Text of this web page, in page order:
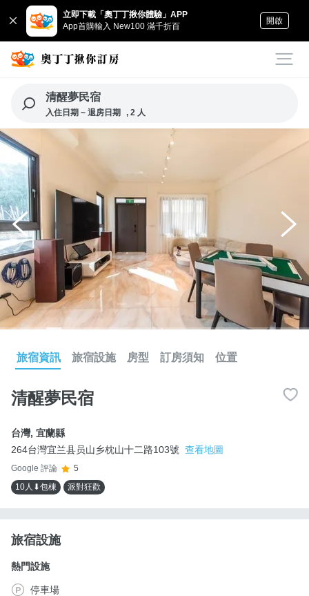
立即下載「奧丁丁揪你體驗」APP
App首購輸入 New100 滿千折百
開啟
清醒夢民宿
入住日期 ~ 退房日期 , 2 人
旅宿資訊 旅宿設施 房型 訂房須知 位置
清醒夢民宿
台灣, 宜蘭縣
264台灣宜兰县员山乡枕山十二路103號 查看地圖
Google 評論
5
10人⬇包棟
派對狂歡
旅宿設施
熱門設施
停車場